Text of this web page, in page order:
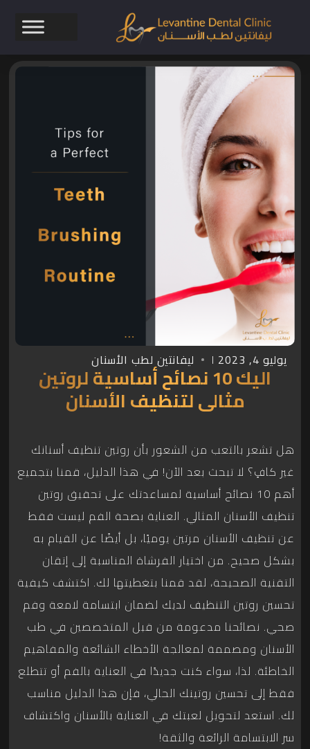
يوليو 4, 2023 ليفانتين لطب الأسنان
اليك 10 نصائح أساسية لروتين
مثالي لتنظيف الأسنان
هل تشعر بالتعب من الشعور بأن روتين تنظيف أسنانك
غير كافٍ؟ لا تبحث بعد الآن! في هذا الدليل، قمنا بتجميع
أهم 10 نصائح أساسية لمساعدتك على تحقيق روتين
تنظيف الأسنان المثالي. العناية بصحة الفم ليست فقط
عن تنظيف الأسنان مرتين يوميًا، بل أيضًا عن القيام به
بشكل صحيح. من اختيار الفرشاة المناسبة إلى إتقان
التقنية الصحيحة، لقد قمنا بتغطيتها لك. اكتشف كيفية
تحسين روتين التنظيف لديك لضمان ابتسامة لامعة وفم
صحي. نصائحنا مدعومة من قبل المتخصصين في طب
الأسنان ومصممة لمعالجة الأخطاء الشائعة والمفاهيم
الخاطئة. لذا، سواء كنت جديدًا في العناية بالفم أو تتطلع
فقط إلى تحسين روتينك الحالي، فإن هذا الدليل مناسب
لك. استعد لتحويل لعبتك في العناية بالأسنان واكتشاف
سر الابتسامة الرائعة والثقة!